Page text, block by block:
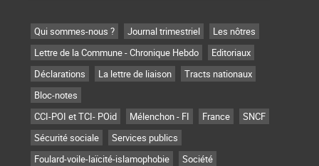
Qui sommes-nous ? Journal trimestriel
Les nôtres
Lettre de la Commune - Chronique Hebdo
Editoriaux
Déclarations
La lettre de liaison
Tracts nationaux
Bloc-notes
CCI-POI et TCI- POid
Mélenchon - FI France
SNCF
Sécurité sociale
Services publics
Foulard-voile-laïcité-islamophobie
Société